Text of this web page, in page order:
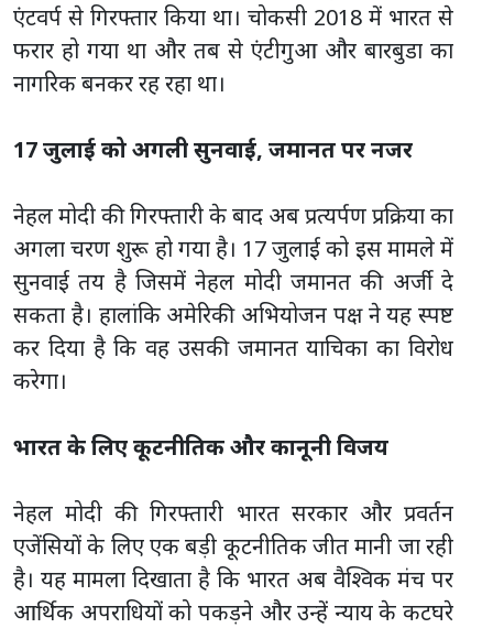
एंटवर्प से गिरफ्तार किया था। चोकसी 2018 में भारत से
फरार हो गया था और तब से एंटीगुआ और बारबुडा का
नागरिक बनकर रह रहा था।
17 जुलाई को अगली सुनवाई, जमानत पर नजर
नेहल मोदी की गिरफ्तारी के बाद अब प्रत्यर्पण प्रक्रिया का
अगला चरण शुरू हो गया है। 17 जुलाई को इस मामले में
सुनवाई तय है जिसमें नेहल मोदी जमानत की अर्जी दे
सकता है। हालांकि अमेरिकी अभियोजन पक्ष ने यह स्पष्ट
कर दिया है कि वह उसकी जमानत याचिका का विरोध
करेगा।
भारत के लिए कूटनीतिक और कानूनी विजय
नेहल मोदी की गिरफ्तारी भारत सरकार और प्रवर्तन
एजेंसियों के लिए एक बड़ी कूटनीतिक जीत मानी जा रही
है। यह मामला दिखाता है कि भारत अब वैश्विक मंच पर
आर्थिक अपराधियों को पकड़ने और उन्हें न्याय के कटघरे